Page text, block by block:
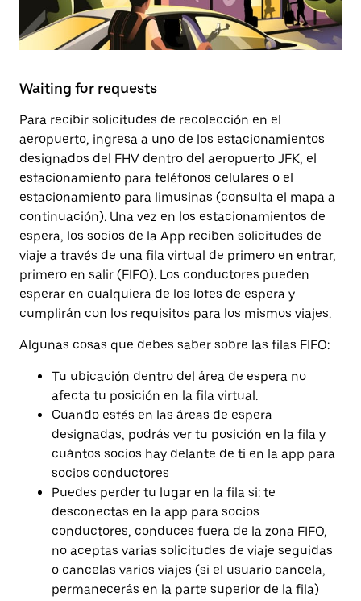
Waiting for requests
Para recibir solicitudes de recolección en el
aeropuerto, ingresa a uno de los estacionamientos
designados del FHV dentro del aeropuerto JFK, el
estacionamiento para teléfonos celulares o el
estacionamiento para limusinas (consulta el mapa a
continuación). Una vez en los estacionamientos de
espera, los socios de la App reciben solicitudes de
viaje a través de una fila virtual de primero en entrar,
primero en salir (FIFO). Los conductores pueden
esperar en cualquiera de los lotes de espera y
cumplirán con los requisitos para los mismos viajes.
Algunas cosas que debes saber sobre las filas FIFO:
Tu ubicación dentro del área de espera no
afecta tu posición en la fila virtual.
Cuando estés en las áreas de espera
designadas, podrás ver tu posición en la fila y
cuántos socios hay delante de ti en la app para
socios conductores
Puedes perder tu lugar en la fila si: te
desconectas en la app para socios
conductores, conduces fuera de la zona FIFO,
no aceptas varias solicitudes de viaje seguidas
o cancelas varios viajes (si el usuario cancela,
permanecerás en la parte superior de la fila)